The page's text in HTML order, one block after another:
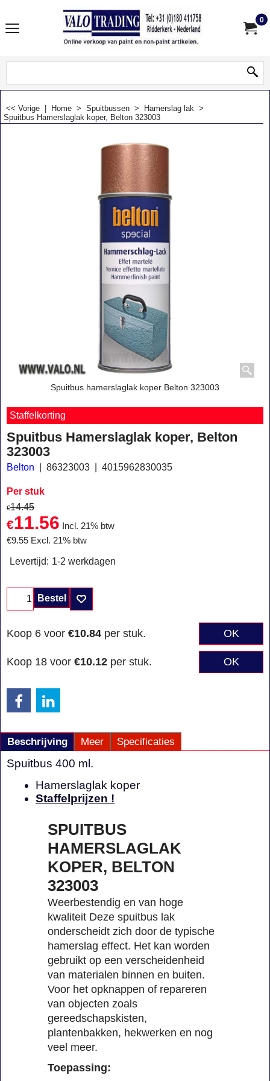
0
<< Vorige Home > Spuitbussen > Hamerslag lak >
Spuitbus Hamerslaglak koper, Belton 323003
Spuitbus hamerslaglak koper Belton 323003
Staffelkorting
Spuitbus Hamerslaglak koper, Belton
323003
Belton 86323003 4015962830035
Per stuk
€14.45
€11.56
Incl. 21% btw
€9.55 Excl. 21% btw
Levertijd: 1-2 werkdagen
Bestel
Koop 6 voor €10.84 per stuk. OK
Koop 18 voor €10.12 per stuk. OK
Beschrijving Meer Specificaties
Spuitbus 400 ml.
Hamerslaglak koper
Staffelprijzen !
SPUITBUS
HAMERSLAGLAK
KOPER, BELTON
323003
Weerbestendig en van hoge
kwaliteit Deze spuitbus lak
onderscheidt zich door de typische
hamerslag effect. Het kan worden
gebruikt op een verscheidenheid
van materialen binnen en buiten.
Voor het opknappen of repareren
van objecten zoals
gereedschapskisten,
plantenbakken, hekwerken en nog
veel meer.
Toepassing: